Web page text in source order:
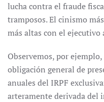
lucha contra el fraude
tramposos. El cinismo
más altas con el ejecutivo
Observemos, por
obligación general de
anuales del IRPF
arteramente derivada